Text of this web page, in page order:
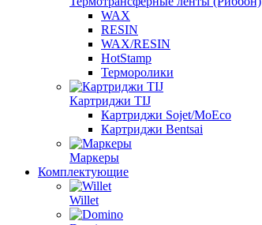
WAX
RESIN
WAX/RESIN
HotStamp
Терморолики
Картриджи TIJ
Картриджи Sojet/MoEco
Картриджи Bentsai
Маркеры
Комплектующие
Willet